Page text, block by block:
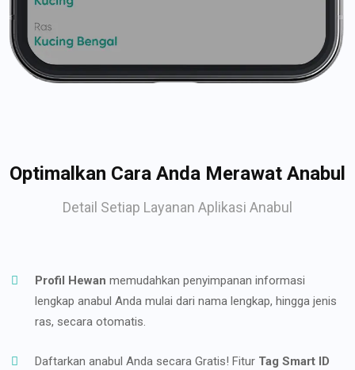
Optimalkan Cara Anda Merawat Anabul
Detail Setiap Layanan Aplikasi Anabul
Profil Hewan memudahkan penyimpanan informasi
lengkap anabul Anda mulai dari nama lengkap, hingga jenis
ras, secara otomatis.
Daftarkan anabul Anda secara Gratis! Fitur Tag Smart ID